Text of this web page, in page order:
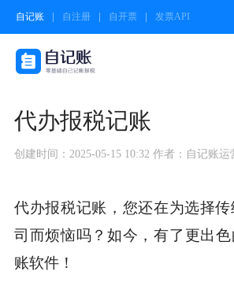
自记账 自注册 自开票 发票API
代办报税记账
创建时间：2025-05-15 10:32 作者：自记账运
代办报税记账，您还在为选择
司而烦恼吗？如今，有了更出
账软件！